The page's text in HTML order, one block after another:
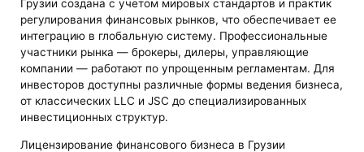
Грузии создана с учетом мировых стандартов и практик
регулирования финансовых рынков, что обеспечивает ее
интеграцию в глобальную систему. Профессиональные
участники рынка — брокеры, дилеры, управляющие
компании — работают по упрощенным регламентам. Для
инвесторов доступны различные формы ведения бизнеса,
от классических LLC и JSC до специализированных
инвестиционных структур.
Лицензирование финансового бизнеса в Грузии